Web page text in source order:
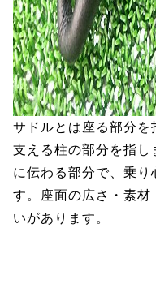
サドルとは座る部分を
支える柱の部分を指
に伝わる部分で、乗り
す。座面の広さ・素材
いがあります。